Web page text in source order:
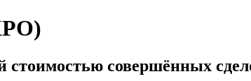
совершённых